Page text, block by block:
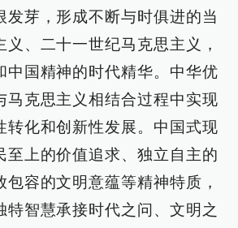
发芽，形成不断与时俱进的当
、二十一世纪马克思主义，
中国精神的时代精华。中华优
马克思主义相结合过程中实现
转化和创新性发展。中国式现
至上的价值追求、独立自主的
容的文明意蕴等精神特质，
特智慧承接时代之问、文明之